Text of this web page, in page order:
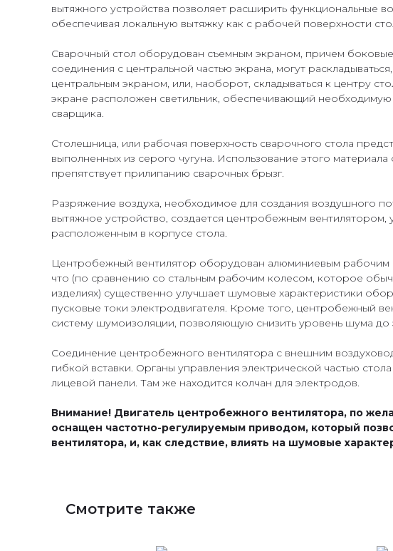
вытяжного устройства позволяет расширить функциональные
обеспечивая локальную вытяжку как с рабочей поверхности
Сварочный стол оборудован съемным экраном, причем
соединения с центральной частью экрана, могут
центральным экраном, или, наоборот, складываться к центру
экране расположен светильник, обеспечивающий
сварщика.
Столешница, или рабочая поверхность сварочного стола
выполненных из серого чугуна. Использование этого
препятствует прилипанию сварочных брызг.
Разряжение воздуха, необходимое для создания воздушного
вытяжное устройство, создается центробежным вентилятором,
расположенным в корпусе стола.
Центробежный вентилятор оборудован алюминиевым рабочим
что (по сравнению со стальным рабочим колесом, которое
изделиях) существенно улучшает шумовые характеристики
пусковые токи электродвигателя. Кроме того, центробежный
систему шумоизоляции, позволяющую снизить уровень шума до
Соединение центробежного вентилятора с внешним
гибкой вставки. Органы управления электрической частью
лицевой панели. Там же находится колчан для электродов.
Внимание! Двигатель центробежного вентилятора, по
оснащен частотно-регулируемым приводом, который
вентилятора, и, как следствие, влиять на шумовые
Смотрите также